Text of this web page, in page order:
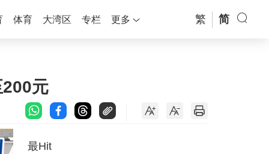
体育 大湾区 专栏 更多 繁 简
元
最Hit